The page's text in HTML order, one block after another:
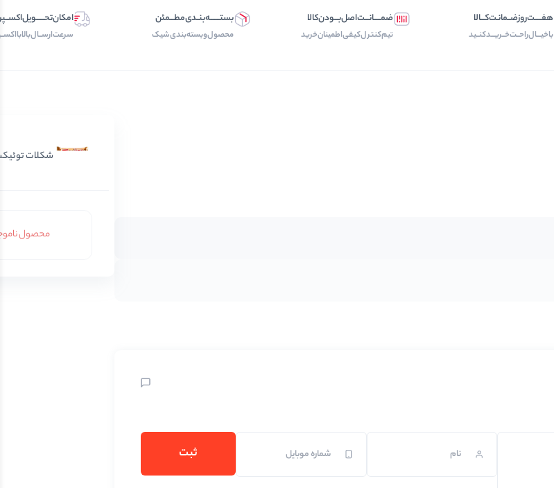
هفـــــت‌روز‌ضــمانـت‌کـــالا
با‌خیـــال‌راحــت‌‌‌خــریـــد‌کنــید
ضمـــــانـــت‌اصل‌بـــودن‌کالا
تیم‌کنترل‌کیفی‌اطمینان‌خرید
بستـــــــه‌بنــدی‌مطـــمئن
محصول‌و‌بسته‌بندی‌‌شیک
شکلات
محصول